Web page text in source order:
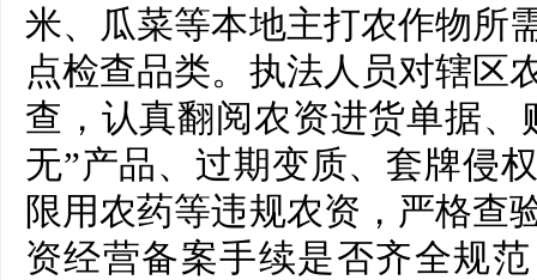
米、瓜菜等本地主打农作物所
点检查品类。执法人员对辖区
查，认真翻阅农资进货单据、
无”产品、过期变质、套牌侵
限用农药等违规农资，严格查
资经营备案手续是否齐全规